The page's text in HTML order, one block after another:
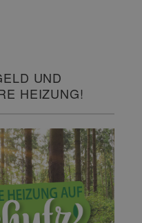
UND
HEIZUNG!